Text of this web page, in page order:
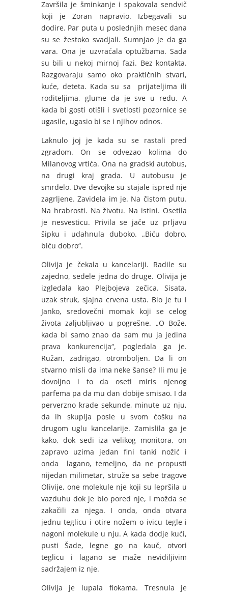
Završila je šminkanje i spakovala sendvič
koji je Zoran napravio. Izbegavali su
dodire. Par puta u poslednjih mesec dana
su se žestoko svadjali. Sumnjao je da ga
vara. Ona je uzvraćala optužbama. Sada
su bili u nekoj mirnoj fazi. Bez kontakta.
Razgovaraju samo oko praktičnih stvari,
kuće, deteta. Kada su sa prijateljima ili
roditeljima, glume da je sve u redu. A
kada bi gosti otišli i svetlosti pozornice se
ugasile, ugasio bi se i njihov odnos.
Laknulo joj je kada su se rastali pred
zgradom. On se odvezao kolima do
Milanovog vrtića. Ona na gradski autobus,
na drugi kraj grada. U autobusu je
smrdelo. Dve devojke su stajale ispred nje
zagrljene. Zavidela im je. Na čistom putu.
Na hrabrosti. Na životu. Na istini. Osetila
je nesvesticu. Privila se jače uz prljavu
šipku i udahnula duboko. „Biću dobro,
biću dobro“.
Olivija je čekala u kancelariji. Radile su
zajedno, sedele jedna do druge. Olivija je
izgledala kao Plejbojeva zečica. Sisata,
uzak struk, sjajna crvena usta. Bio je tu i
Janko, sredovečni momak koji se celog
života zaljubljivao u pogrešne. „O Bože,
kada bi samo znao da sam mu ja jedina
prava konkurencija“, pogledala ga je.
Ružan, zadrigao, otromboljen. Da li on
stvarno misli da ima neke šanse? Ili mu je
dovoljno i to da oseti miris njenog
parfema pa da mu dan dobije smisao. I da
perverzno krade sekunde, minute uz nju,
da ih skuplja posle u svom ćošku na
drugom uglu kancelarije. Zamislila ga je
kako, dok sedi iza velikog monitora, on
zapravo uzima jedan fini tanki nožić i
onda lagano, temeljno, da ne propusti
nijedan milimetar, struže sa sebe tragove
Olivije, one molekule nje koji su lepršila u
vazduhu dok je bio pored nje, i možda se
zakačili za njega. I onda, onda otvara
jednu teglicu i otire nožem o ivicu tegle i
nagoni molekule u nju. A kada dodje kući,
pusti Šade, legne go na kauč, otvori
teglicu i lagano se maže nevidiljivim
sadržajem iz nje.
Olivija je lupala fiokama. Tresnula je